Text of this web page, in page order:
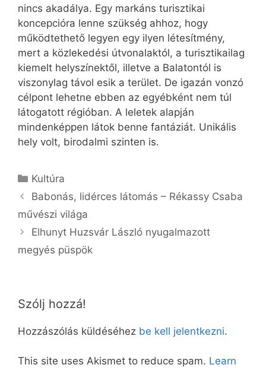
nincs akadálya. Egy markáns turisztikai
koncepcióra lenne szükség ahhoz, hogy
működtethető legyen egy ilyen létesítmény,
mert a közlekedési útvonalaktól, a turisztikailag
kiemelt helyszínektől, illetve a Balatontól is
viszonylag távol esik a terület. De igazán vonzó
célpont lehetne ebben az egyébként nem túl
látogatott régióban. A leletek alapján
mindenképpen látok benne fantáziát. Unikális
hely volt, birodalmi szinten is.
Kategória
Kultúra
Babonás, lidérces látomás – Rékassy Csaba
művészi világa
Elhunyt Huzsvár László nyugalmazott
megyés püspök
Szólj hozzá!
Hozzászólás küldéséhez be kell jelentkezni.
This site uses Akismet to reduce spam. Learn